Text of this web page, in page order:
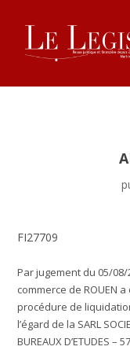
FI27709
Par jugement du 05/
commerce de ROUEN
procédure de
l’égard de la SARL
BUREAUX D’ETUDES –